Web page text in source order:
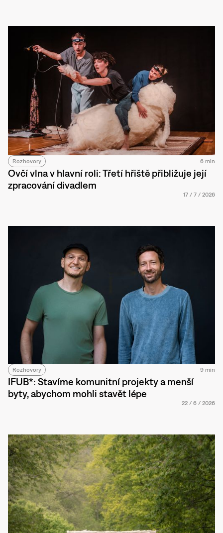
Rozhovory 6 min
Ovčí vlna v hlavní roli: Třetí hřiště přibližuje její
zpracování divadlem
17 / 7 / 2026
Rozhovory 9 min
IFUB*: Stavíme komunitní projekty a menší
byty, abychom mohli stavět lépe
22 / 6 / 2026